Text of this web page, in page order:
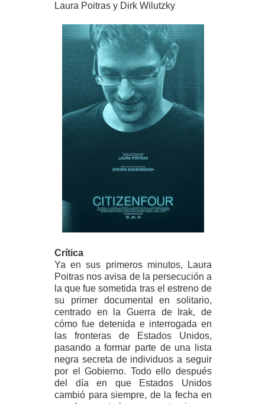
Laura Poitras y Dirk Wilutzky
Crítica
Ya en sus primeros minutos, Laura
Poitras nos avisa de la persecución a
la que fue sometida tras el estreno de
su primer documental en solitario,
centrado en la Guerra de Irak, de
cómo fue detenida e interrogada en
las fronteras de Estados Unidos,
pasando a formar parte de una lista
negra secreta de individuos a seguir
por el Gobierno. Todo ello después
del día en que Estados Unidos
cambió para siempre, de la fecha en